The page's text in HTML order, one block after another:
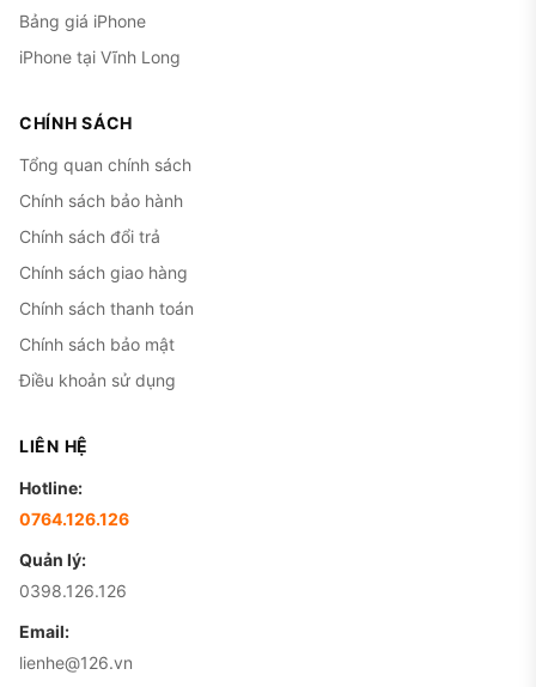
Bảng giá iPhone
iPhone tại Vĩnh Long
CHÍNH SÁCH
Tổng quan chính sách
Chính sách bảo hành
Chính sách đổi trả
Chính sách giao hàng
Chính sách thanh toán
Chính sách bảo mật
Điều khoản sử dụng
LIÊN HỆ
Hotline:
0764.126.126
Quản lý:
0398.126.126
Email:
lienhe@126.vn